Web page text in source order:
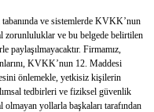
ve sistemlerde KVKK’nun
zorunluluklar ve bu belgede belirtilen
paylaşılmayacaktır. Firmamız,
KVKK’nun 12. Maddesi
önlemekle, yetkisiz kişilerin
tedbirleri ve fiziksel güvenlik
yollarla başkaları tarafından